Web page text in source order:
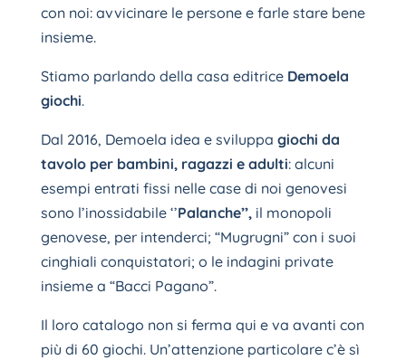
con noi: avvicinare le persone e farle stare bene
insieme.
Stiamo parlando della casa editrice Demoela
giochi.
Dal 2016, Demoela idea e sviluppa giochi da
tavolo per bambini, ragazzi e adulti: alcuni
esempi entrati fissi nelle case di noi genovesi
sono l’inossidabile ‘’Palanche’’, il monopoli
genovese, per intenderci; “Mugrugni” con i suoi
cinghiali conquistatori; o le indagini private
insieme a “Bacci Pagano”.
Il loro catalogo non si ferma qui e va avanti con
più di 60 giochi. Un’attenzione particolare c’è sì